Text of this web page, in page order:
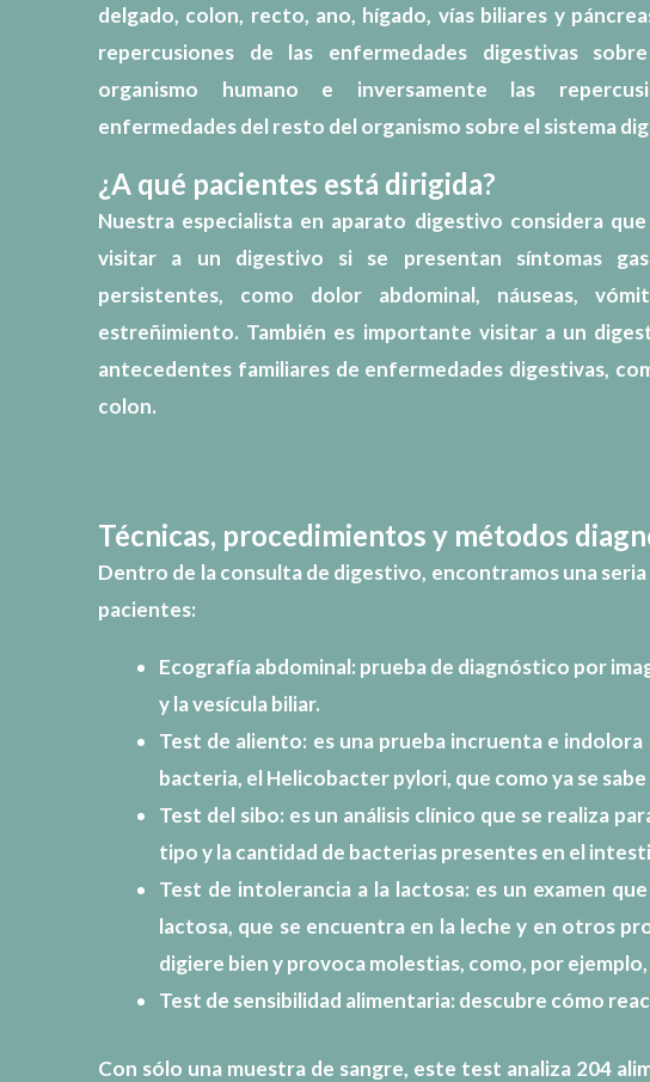
delgado, colon, recto, ano, hígado, vías biliares y
repercusiones de las enfermedades digestivas
organismo humano e inversamente las
enfermedades del resto del organismo sobre el sistema
¿A qué pacientes está dirigida?
Nuestra especialista en aparato digestivo considera
visitar a un digestivo si se presentan síntomas
persistentes, como dolor abdominal, náuseas,
estreñimiento. También es importante visitar a un
antecedentes familiares de enfermedades digestivas,
colon.
Técnicas, procedimientos y métodos
Dentro de la consulta de digestivo, encontramos una
pacientes:
Ecografía abdominal: prueba de diagnóstico por
y la vesícula biliar.
Test de aliento: es una prueba incruenta e
bacteria, el Helicobacter pylori, que como ya se
Test del sibo: es un análisis clínico que se realiza
tipo y la cantidad de bacterias presentes en el
Test de intolerancia a la lactosa: es un examen
lactosa, que se encuentra en la leche y en otros
digiere bien y provoca molestias, como, por
Test de sensibilidad alimentaria: descubre cómo
Con sólo una muestra de sangre, este test analiza 204